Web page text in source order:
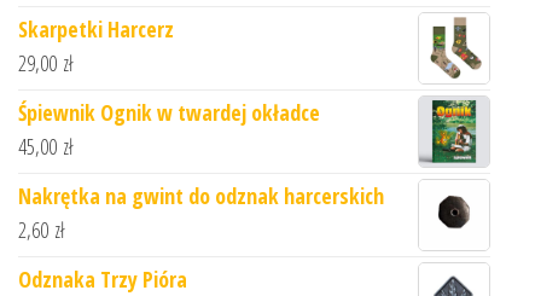
Skarpetki Harcerz
29,00 zł
Śpiewnik Ognik w twardej okładce
45,00 zł
Nakrętka na gwint do odznak harcerskich
2,60 zł
Odznaka Trzy Pióra